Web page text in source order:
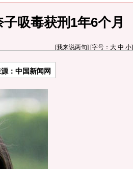
吸毒获刑1年6个月
[我来说两句] [字号： 大 中 小]
：中国新闻网